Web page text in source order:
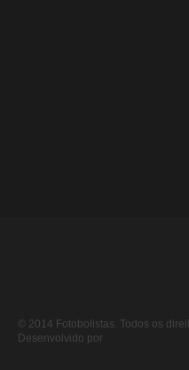
© 2014 Fotobolistas. Todos os
Desenvolvido por